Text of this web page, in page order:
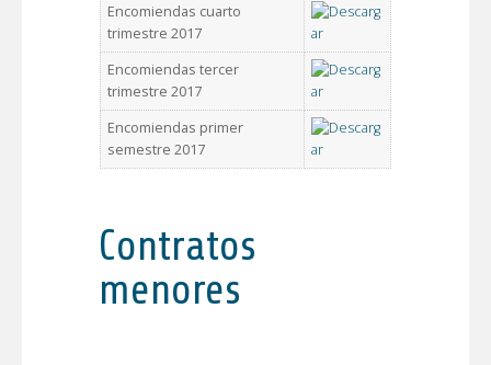
Encomiendas cuarto
trimestre 2017
Encomiendas tercer
trimestre 2017
Encomiendas primer
semestre 2017
Contratos
menores